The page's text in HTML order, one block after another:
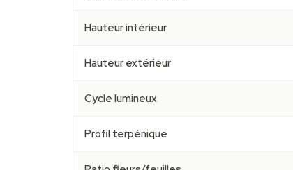
Hauteur intérieur
Hauteur extérieur
Cycle lumineux
Profil terpénique